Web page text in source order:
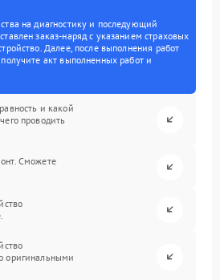
на диагностику и последующий
заказ-наряд с указанием страховых
Далее, после выполнения работ
акт выполненных работ и
и какой
проводить
Сможете
оригинальными